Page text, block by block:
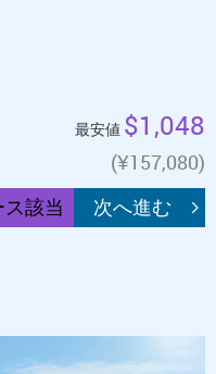
最安値 $1,048
(¥157,080)
ス該当
次へ進む